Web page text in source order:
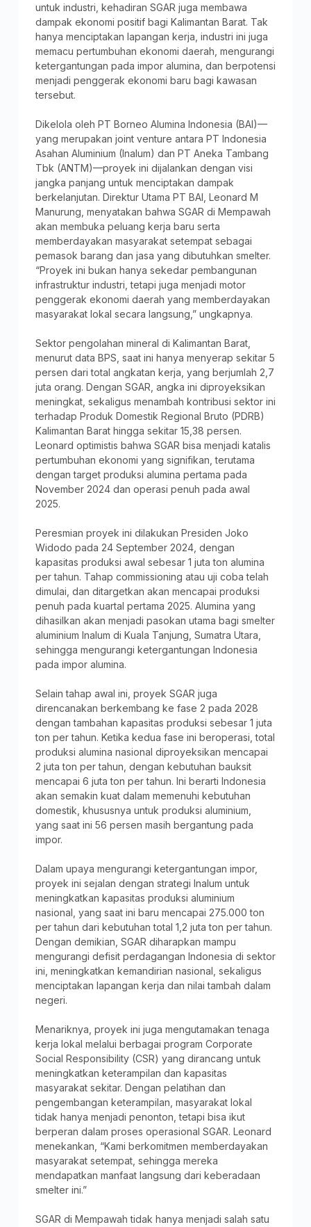
untuk industri, kehadiran SGAR juga membawa
dampak ekonomi positif bagi Kalimantan Barat. Tak
hanya menciptakan lapangan kerja, industri ini juga
memacu pertumbuhan ekonomi daerah, mengurangi
ketergantungan pada impor alumina, dan berpotensi
menjadi penggerak ekonomi baru bagi kawasan
tersebut.
Dikelola oleh PT Borneo Alumina Indonesia (BAI)—
yang merupakan joint venture antara PT Indonesia
Asahan Aluminium (Inalum) dan PT Aneka Tambang
Tbk (ANTM)—proyek ini dijalankan dengan visi
jangka panjang untuk menciptakan dampak
berkelanjutan. Direktur Utama PT BAI, Leonard M
Manurung, menyatakan bahwa SGAR di Mempawah
akan membuka peluang kerja baru serta
memberdayakan masyarakat setempat sebagai
pemasok barang dan jasa yang dibutuhkan smelter.
“Proyek ini bukan hanya sekedar pembangunan
infrastruktur industri, tetapi juga menjadi motor
penggerak ekonomi daerah yang memberdayakan
masyarakat lokal secara langsung,” ungkapnya.
Sektor pengolahan mineral di Kalimantan Barat,
menurut data BPS, saat ini hanya menyerap sekitar 5
persen dari total angkatan kerja, yang berjumlah 2,7
juta orang. Dengan SGAR, angka ini diproyeksikan
meningkat, sekaligus menambah kontribusi sektor ini
terhadap Produk Domestik Regional Bruto (PDRB)
Kalimantan Barat hingga sekitar 15,38 persen.
Leonard optimistis bahwa SGAR bisa menjadi katalis
pertumbuhan ekonomi yang signifikan, terutama
dengan target produksi alumina pertama pada
November 2024 dan operasi penuh pada awal
2025.
Peresmian proyek ini dilakukan Presiden Joko
Widodo pada 24 September 2024, dengan
kapasitas produksi awal sebesar 1 juta ton alumina
per tahun. Tahap commissioning atau uji coba telah
dimulai, dan ditargetkan akan mencapai produksi
penuh pada kuartal pertama 2025. Alumina yang
dihasilkan akan menjadi pasokan utama bagi smelter
aluminium Inalum di Kuala Tanjung, Sumatra Utara,
sehingga mengurangi ketergantungan Indonesia
pada impor alumina.
Selain tahap awal ini, proyek SGAR juga
direncanakan berkembang ke fase 2 pada 2028
dengan tambahan kapasitas produksi sebesar 1 juta
ton per tahun. Ketika kedua fase ini beroperasi, total
produksi alumina nasional diproyeksikan mencapai
2 juta ton per tahun, dengan kebutuhan bauksit
mencapai 6 juta ton per tahun. Ini berarti Indonesia
akan semakin kuat dalam memenuhi kebutuhan
domestik, khususnya untuk produksi aluminium,
yang saat ini 56 persen masih bergantung pada
impor.
Dalam upaya mengurangi ketergantungan impor,
proyek ini sejalan dengan strategi Inalum untuk
meningkatkan kapasitas produksi aluminium
nasional, yang saat ini baru mencapai 275.000 ton
per tahun dari kebutuhan total 1,2 juta ton per tahun.
Dengan demikian, SGAR diharapkan mampu
mengurangi defisit perdagangan Indonesia di sektor
ini, meningkatkan kemandirian nasional, sekaligus
menciptakan lapangan kerja dan nilai tambah dalam
negeri.
Menariknya, proyek ini juga mengutamakan tenaga
kerja lokal melalui berbagai program Corporate
Social Responsibility (CSR) yang dirancang untuk
meningkatkan keterampilan dan kapasitas
masyarakat sekitar. Dengan pelatihan dan
pengembangan keterampilan, masyarakat lokal
tidak hanya menjadi penonton, tetapi bisa ikut
berperan dalam proses operasional SGAR. Leonard
menekankan, “Kami berkomitmen memberdayakan
masyarakat setempat, sehingga mereka
mendapatkan manfaat langsung dari keberadaan
smelter ini.”
SGAR di Mempawah tidak hanya menjadi salah satu